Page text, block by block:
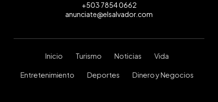
+503 7854 0662
anunciate@elsalvador.com
Inicio Turismo Noticias Vida
Entretenimiento Deportes Dinero y Negocios